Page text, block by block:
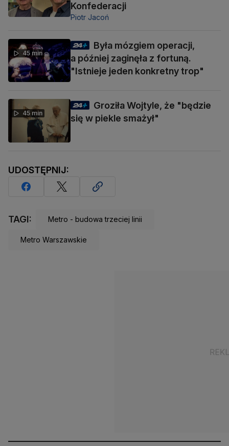
Konfederacji
Piotr Jacoń
45 min
Była mózgiem operacji,
a później zaginęła z fortuną.
"Istnieje jeden konkretny trop"
45 min
Groziła Wojtyle, że "będzie
się w piekle smażył"
UDOSTĘPNIJ:
TAGI: Metro - budowa trzeciej linii
Metro Warszawskie